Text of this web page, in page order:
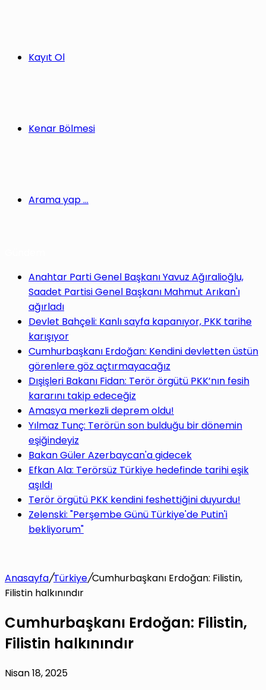
Kayıt Ol
Kenar Bölmesi
Arama yap ...
Anahtar Parti Genel Başkanı Yavuz Ağıralioğlu,
Saadet Partisi Genel Başkanı Mahmut Arıkan'ı
ağırladı
Devlet Bahçeli: Kanlı sayfa kapanıyor, PKK tarihe
karışıyor
Cumhurbaşkanı Erdoğan: Kendini devletten üstün
görenlere göz açtırmayacağız
Dışişleri Bakanı Fidan: Terör örgütü PKK’nın fesih
kararını takip edeceğiz
Amasya merkezli deprem oldu!
Yılmaz Tunç: Terörün son bulduğu bir dönemin
eşiğindeyiz
Bakan Güler Azerbaycan'a gidecek
Efkan Ala: Terörsüz Türkiye hedefinde tarihi eşik
aşıldı
Terör örgütü PKK kendini feshettiğini duyurdu!
Zelenski: "Perşembe Günü Türkiye'de Putin'i
bekliyorum"
Anasayfa/Türkiye/Cumhurbaşkanı Erdoğan: Filistin,
Filistin halkınındır
Cumhurbaşkanı Erdoğan: Filistin,
Filistin halkınındır
Nisan 18, 2025